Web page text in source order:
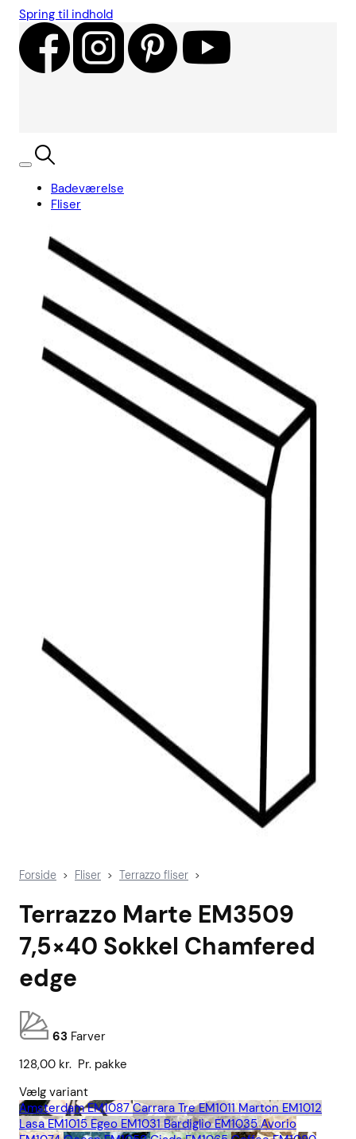
Spring til indhold
Badeværelse
Fliser
Kundecases
Showroom Søg KurvBook
indretningskonsulent
Forside > Fliser > Terrazzo fliser >
Terrazzo Marte EM3509
7,5×40 Sokkel Chamfered
edge
63 Farver
128,00 kr. Pr. pakke
Vælg variant
Amsterdam EM1087 Carrara Tre EM1011 Marton EM1012
Lasa EM1015 Egeo EM1031 Bardiglio EM1035 Avorio